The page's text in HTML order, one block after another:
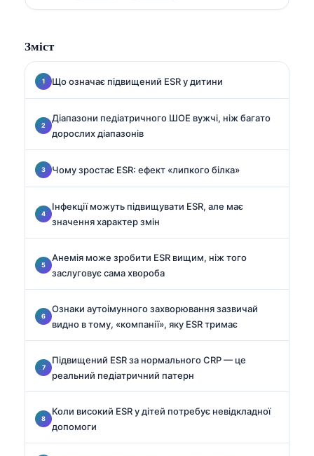
Зміст
Що означає підвищений ESR у дитини
Діапазони педіатричного ШОЕ вужчі, ніж багато
дорослих діапазонів
Чому зростає ESR: ефект «липкого білка»
Інфекції можуть підвищувати ESR, але має
значення характер змін
Анемія може зробити ESR вищим, ніж того
заслуговує сама хвороба
Ознаки аутоімунного захворювання зазвичай
видно в тому, «компанії», яку ESR тримає
Підвищений ESR за нормального CRP — це
реальний педіатричний патерн
Коли високий ESR у дітей потребує невідкладної
допомоги